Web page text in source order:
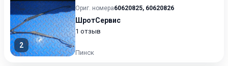
2
Ориг. номера60620825, 60620826
ШротСервис
1 отзыв
Пинск